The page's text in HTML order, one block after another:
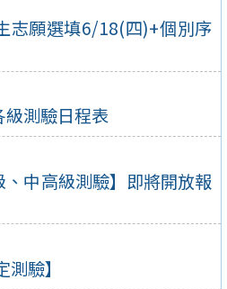
志願選填6/18(四)+個別序
級測驗日程表
、中高級測驗】即將開放報
驗】